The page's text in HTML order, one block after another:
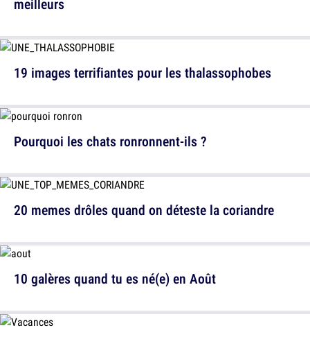
meilleurs
Pourquoi les chats ronronnent-ils ?
10 galères quand tu es né(e) en Août
19 images terrifiantes pour les thalassophobes
20 memes drôles quand on déteste la coriandre